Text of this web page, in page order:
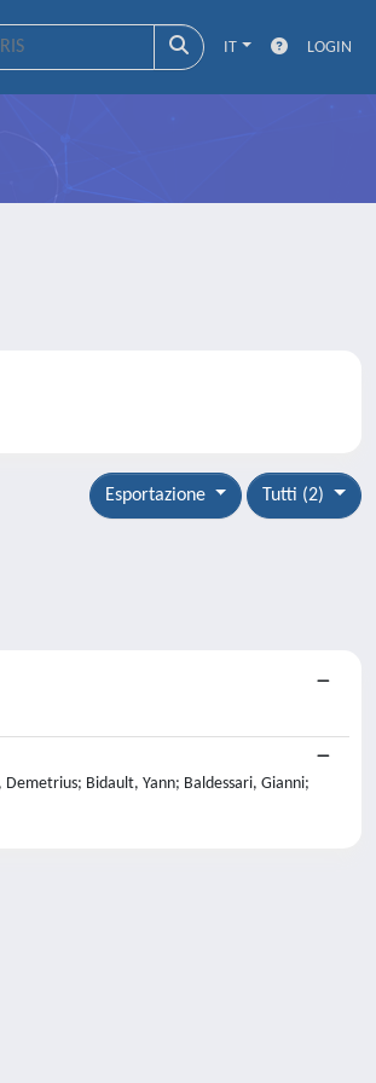
IT LOGIN
Tutti (2)
Esportazione
Bidault, Yann; Baldessari, Gianni;